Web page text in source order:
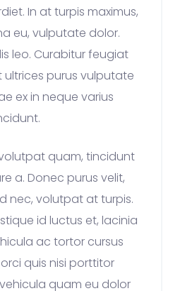
In at turpis maximus,
eu, vulputate dolor.
leo. Curabitur feugiat
purus vulputate
ex in neque varius
quam, tincidunt
a. Donec purus velit,
nec, volutpat at turpis.
id luctus et, lacinia
ac tortor cursus
quis nisi porttitor
quam eu dolor